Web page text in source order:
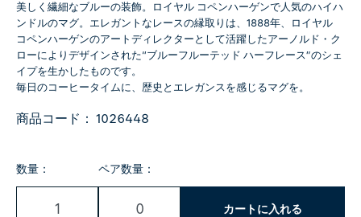
美しく繊細なブルーの装飾。ロイヤル コペンハーゲンで人気のハイハ
ンドルのマグ。エレガントなレースの縁取りは、1888年、ロイヤル
コペンハーゲンのアートディレクターとして活躍したアーノルド・ク
ローによりデザインされた“ブルーフルーテッド ハーフレース”のシェ
イプを生かしたものです。
毎日のコーヒータイムに、歴史とエレガンスを感じるマグを。
商品コード： 1026448
数量： ペア数量：
カートに入れる